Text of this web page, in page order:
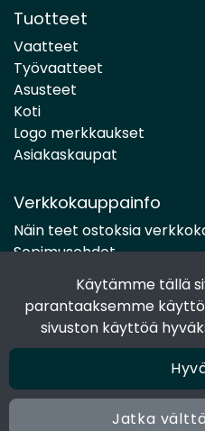
Käytämme tällä
parantaaksemme
sivuston käyttöä
Jatka
Tuotteet
Vaatteet
Työvaatteet
Asusteet
Koti
Logo merkkaukset
Asiakaskaupat
Verkkokauppainfo
Näin teet ostoksia
Sopimusehdot
Toimitustavat
Maksutavat
Tietosuojaseloste
Seuraa sosiaalisessa
Facebook